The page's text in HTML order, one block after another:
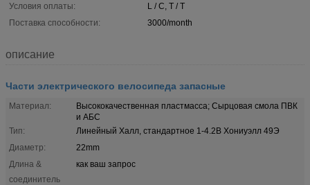
Условия оплаты:
L / C, T / T
Поставка способности:
3000/month
описание
Части электрического велосипеда запасные
Материал:
Высококачественная пластмасса; Сырцовая смола ПВК
и АБС
Тип:
Линейный Халл, стандартное 1-4.2В Хониуэлл 49Э
Диаметр:
22mm
Длина &
соединитель
как ваш запрос